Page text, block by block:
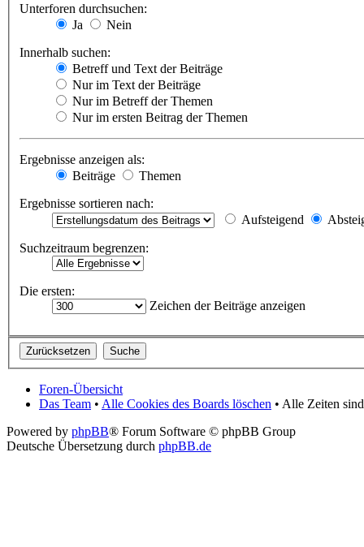
Unterforen durchsuchen:
Ja
Nein
Innerhalb suchen:
Betreff und Text der Beiträge
Nur im Text der Beiträge
Nur im Betreff der Themen
Nur im ersten Beitrag der Themen
Ergebnisse anzeigen als:
Beiträge
Themen
Ergebnisse sortieren nach:
Aufsteigend
Suchzeitraum begrenzen:
Die ersten:
Zeichen der Beiträge anzeigen
Foren-Übersicht
Das Team • Alle Cookies des Boards löschen • Alle Zeiten
Powered by phpBB® Forum Software © phpBB Group
Deutsche Übersetzung durch phpBB.de